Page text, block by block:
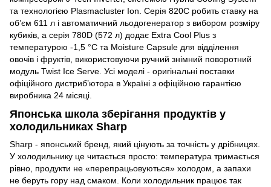
та технологією Plasmacluster Ion. Серія 820C робить ставку на
об’єм 611 л і автоматичний льодогенератор з вибором розміру
кубиків, а серія 780D (572 л) додає Extra Cool Plus з
температурою -1,5 °C та Moisture Capsule для відділення
овочів і фруктів, використовуючи ручний знімний поворотний
модуль Twist Ice Serve. Усі моделі - оригінальні поставки
офіційного дистриб’ютора в Україні з офіційною гарантією
виробника 24 місяці.
Японська школа зберігання продуктів у
холодильниках Sharp
Sharp - японський бренд, який цінують за точність у дрібницях.
У холодильнику це читається просто: температура тримається
рівно, продукти не «перепрацьовуються» холодом, а запахи
не беруть гору над смаком. Коли холодильник працює так